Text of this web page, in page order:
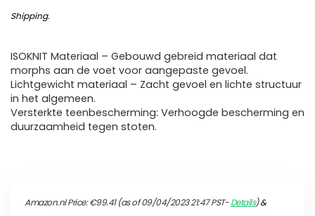
Shipping.
ISOKNIT Materiaal – Gebouwd gebreid materiaal dat
morphs aan de voet voor aangepaste gevoel.
Lichtgewicht materiaal – Zacht gevoel en lichte structuur
in het algemeen.
Versterkte teenbescherming: Verhoogde bescherming en
duurzaamheid tegen stoten.
Amazon.nl Price:€99.41(as of 09/04/2023 21:47 PST-Details)&